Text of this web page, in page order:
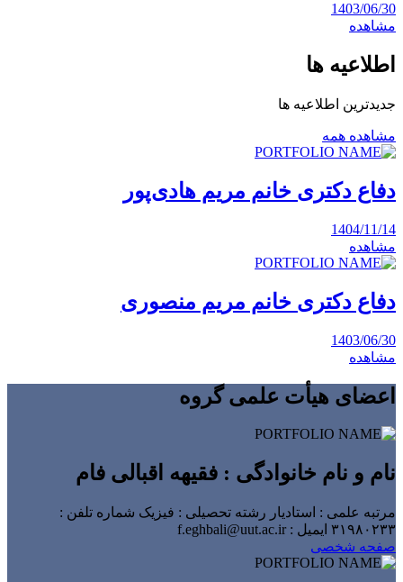
1403/06/30
مشاهده
اطلاعیه ها
جدیدترین اطلاعیه ها
مشاهده همه
دفاع دکتری خانم مریم هادی‌پور
1404/11/14
مشاهده
دفاع دکتری خانم مریم منصوری
1403/06/30
مشاهده
اعضای هیأت علمی گروه
نام و نام خانوادگی : فقیهه اقبالی­ فام
مرتبه علمی : استادیار رشته تحصیلی : فیزیک شماره تلفن :
۳۱۹۸۰۲۳۳ ایمیل : f.eghbali@uut.ac.ir
صفحه شخصی